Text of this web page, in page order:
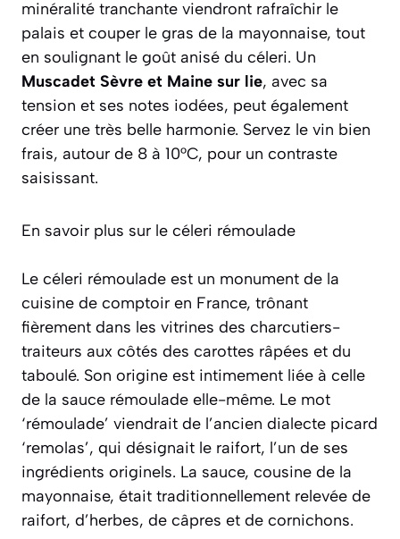
minéralité tranchante viendront rafraîchir le
palais et couper le gras de la mayonnaise, tout
en soulignant le goût anisé du céleri. Un
Muscadet Sèvre et Maine sur lie, avec sa
tension et ses notes iodées, peut également
créer une très belle harmonie. Servez le vin bien
frais, autour de 8 à 10°C, pour un contraste
saisissant.
En savoir plus sur le céleri rémoulade
Le céleri rémoulade est un monument de la
cuisine de comptoir en France, trônant
fièrement dans les vitrines des charcutiers-
traiteurs aux côtés des carottes râpées et du
taboulé. Son origine est intimement liée à celle
de la sauce rémoulade elle-même. Le mot
‘rémoulade’ viendrait de l’ancien dialecte picard
‘remolas’, qui désignait le raifort, l’un de ses
ingrédients originels. La sauce, cousine de la
mayonnaise, était traditionnellement relevée de
raifort, d’herbes, de câpres et de cornichons.